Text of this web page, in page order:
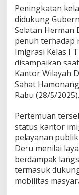
Peningkatan
didukung
Selatan Herman
penuh terhadap
Imigrasi Kelas I
disampaikan
Kantor Wilayah
Sahat
Rabu (28/5/2025).
Pertemuan
status kantor
pelayanan
Deru menilai
berdampak
termasuk
mobilitas